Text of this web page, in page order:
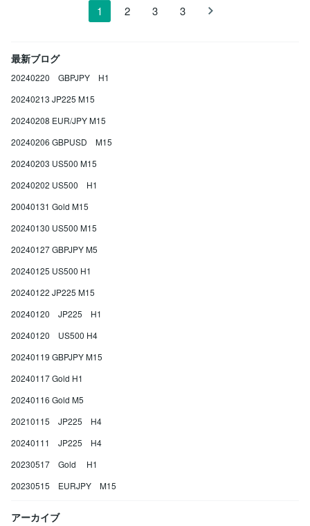
1 2 3 3
最新ブログ
20240220 GBPJPY H1
20240213 JP225 M15
20240208 EUR/JPY M15
20240206 GBPUSD M15
20240203 US500 M15
20240202 US500 H1
20040131 Gold M15
20240130 US500 M15
20240127 GBPJPY M5
20240125 US500 H1
20240122 JP225 M15
20240120 JP225 H1
20240120 US500 H4
20240119 GBPJPY M15
20240117 Gold H1
20240116 Gold M5
20210115 JP225 H4
20240111 JP225 H4
20230517 Gold H1
20230515 EURJPY M15
アーカイブ